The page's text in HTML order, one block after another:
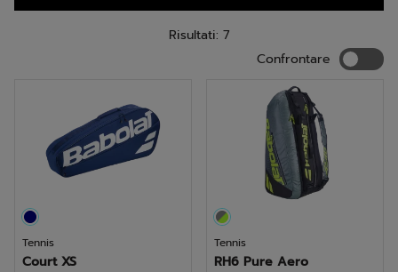
Risultati: 7
Confrontare
Tennis
Court XS
Tennis
RH6 Pure Aero